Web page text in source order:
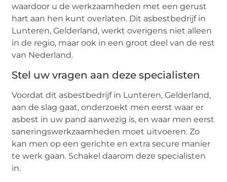
waardoor u de werkzaamheden met een gerust
hart aan hen kunt overlaten. Dit asbestbedrijf in
Lunteren, Gelderland, werkt overigens niet alleen
in de regio, maar ook in een groot deel van de rest
van Nederland.
Stel uw vragen aan deze specialisten
Voordat dit asbestbedrijf in Lunteren, Gelderland,
aan de slag gaat, onderzoekt men eerst waar er
asbest in uw pand aanwezig is, en waar men eerst
saneringswerkzaamheden moet uitvoeren. Zo
kan men op een gerichte en extra secure manier
te werk gaan. Schakel daarom deze specialisten
in.